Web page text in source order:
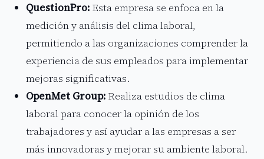
QuestionPro: Esta empresa se enfoca en la
medición y análisis del clima laboral,
permitiendo a las organizaciones comprender la
experiencia de sus empleados para implementar
mejoras significativas.
OpenMet Group: Realiza estudios de clima
laboral para conocer la opinión de los
trabajadores y así ayudar a las empresas a ser
más innovadoras y mejorar su ambiente laboral.